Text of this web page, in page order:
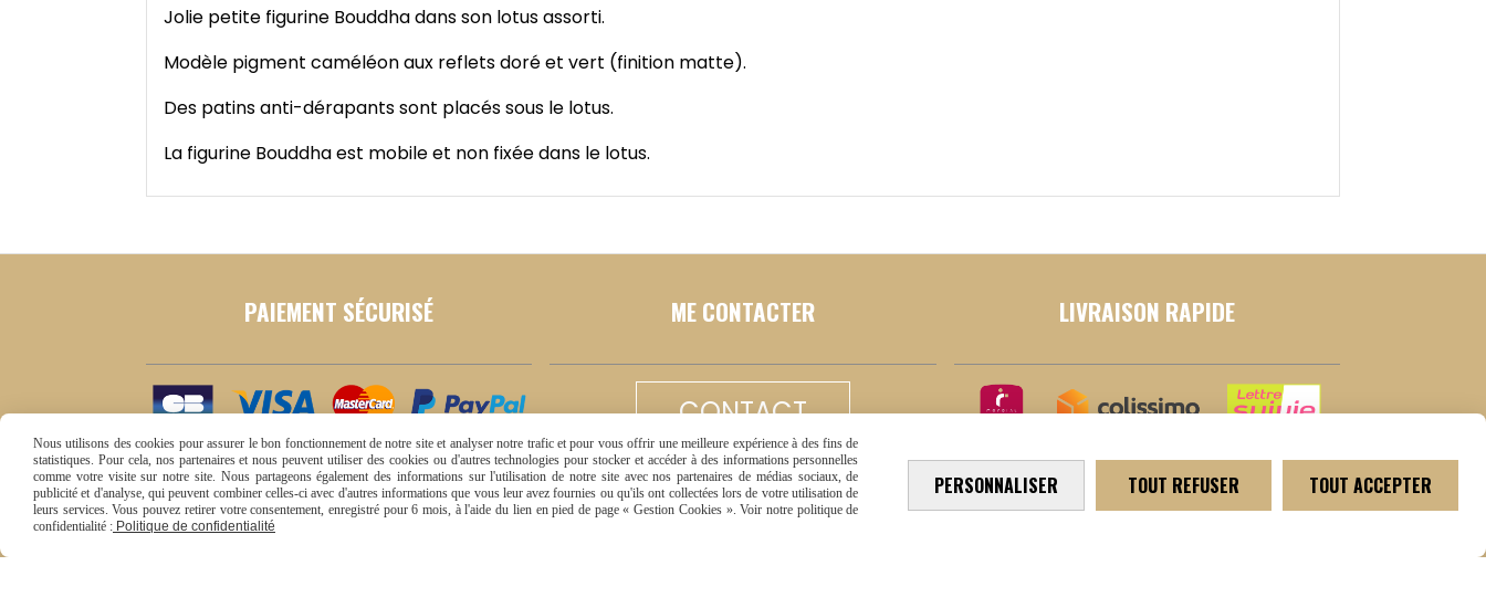
Jolie petite figurine Bouddha dans son lotus assorti.
Modèle pigment caméléon aux reflets doré et vert (finition matte).
Des patins anti-dérapants sont placés sous le lotus.
La figurine Bouddha est mobile et non fixée dans le lotus.
PAIEMENT SÉCURISÉ ME CONTACTER
CONTACT
LIVRAISON RAPIDE
Nous utilisons des cookies pour assurer le bon fonctionnement de notre site et analyser notre trafic et pour vous offrir une meilleure expérience à des fins de
statistiques. Pour cela, nos partenaires et nous peuvent utiliser des cookies ou d'autres technologies pour stocker et accéder à des informations personnelles
comme votre visite sur notre site. Nous partageons également des informations sur l'utilisation de notre site avec nos partenaires de médias sociaux, de
publicité et d'analyse, qui peuvent combiner celles-ci avec d'autres informations que vous leur avez fournies ou qu'ils ont collectées lors de votre utilisation de
leurs services. Vous pouvez retirer votre consentement, enregistré pour 6 mois, à l'aide du lien en pied de page « Gestion Cookies ». Voir notre politique de
confidentialité : Politique de confidentialité
PERSONNALISER TOUT REFUSER TOUT ACCEPTER